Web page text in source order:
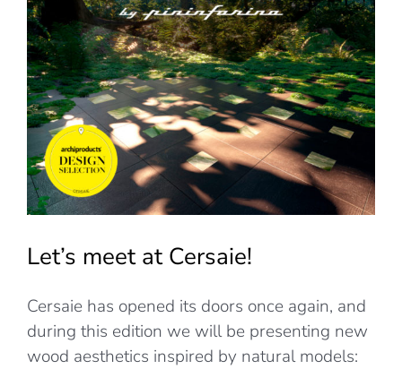
Let’s meet at Cersaie!
Cersaie has opened its doors once again, and
during this edition we will be presenting new
wood aesthetics inspired by natural models: